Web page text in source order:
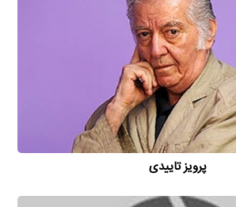
پرویز تاییدی